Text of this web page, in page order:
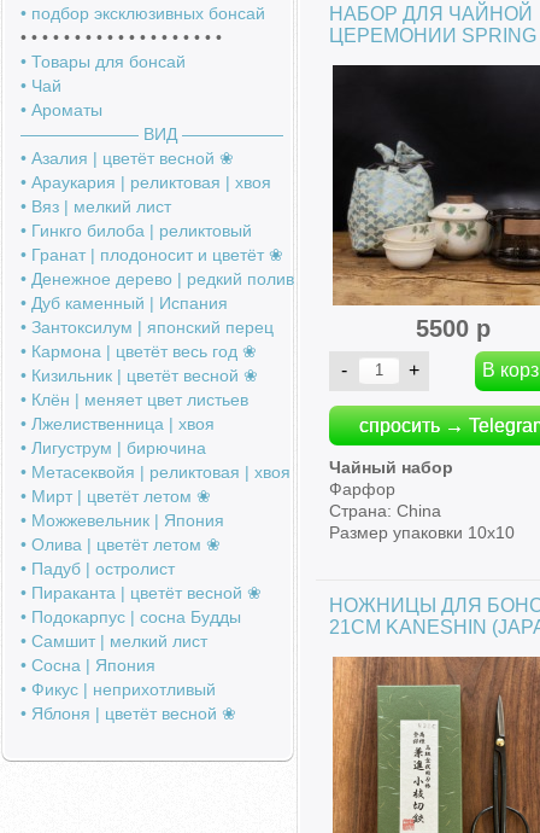
НАБОР ДЛЯ ЧАЙНОЙ
ЦЕРЕМОНИИ SPRING
5500 р
спросить →
Чайный набор
Фарфор
Страна: China
Размер упаковки 10х10
НОЖНИЦЫ ДЛЯ
21СМ KANESHIN
• подбор эксклюзивных бонсай
• • • • • • • • • • • • • • • • • • •
• Товары для бонсай
• Чай
• Ароматы
――――――― ВИД ――――――
• Азалия | цветёт весной ❀
• Араукария | реликтовая | хвоя
• Вяз | мелкий лист
• Гинкго билоба | реликтовый
• Гранат | плодоносит и цветёт ❀
• Денежное дерево | редкий полив
• Дуб каменный | Испания
• Зантоксилум | японский перец
• Кармона | цветёт весь год ❀
• Кизильник | цветёт весной ❀
• Клён | меняет цвет листьев
• Лжелиственница | хвоя
• Лигуструм | бирючина
• Метасеквойя | реликтовая | хвоя
• Мирт | цветёт летом ❀
• Можжевельник | Япония
• Олива | цветёт летом ❀
• Падуб | остролист
• Пираканта | цветёт весной ❀
• Подокарпус | сосна Будды
• Самшит | мелкий лист
• Сосна | Япония
• Фикус | неприхотливый
• Яблоня | цветёт весной ❀